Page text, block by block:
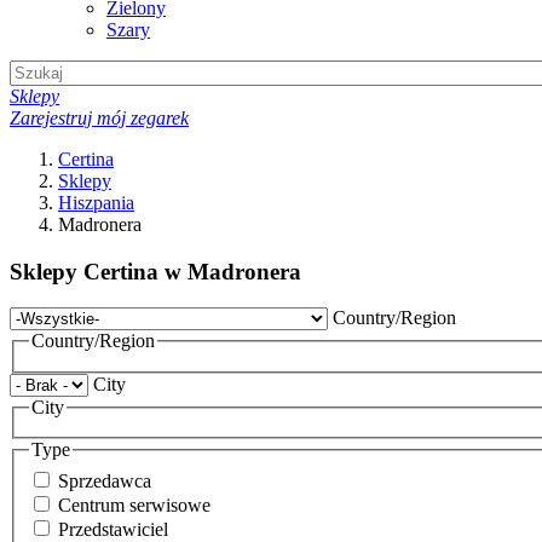
Zielony
Szary
Sklepy
Zarejestruj mój zegarek
Certina
Sklepy
Hiszpania
Madronera
Sklepy Certina w Madronera
Country/Region
Country/Region
City
City
Type
Sprzedawca
Centrum serwisowe
Przedstawiciel